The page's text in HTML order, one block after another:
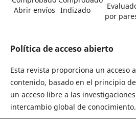
Abrir envíos Indizado
por
Política de acceso abierto
Esta revista proporciona un acceso
contenido, basado en el principio
un acceso libre a las
intercambio global de conocimiento.